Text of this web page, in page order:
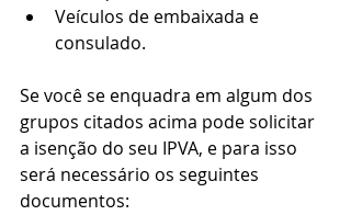
Veículos de embaixada e
consulado.
Se você se enquadra em algum dos
grupos citados acima pode solicitar
a isenção do seu IPVA, e para isso
será necessário os seguintes
documentos: